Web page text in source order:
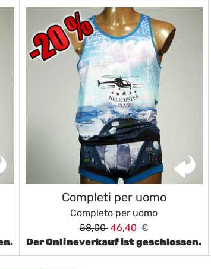
Completi per uomo
Completo per uomo
58,00 46,40 €
Der Onlineverkauf ist geschlossen.